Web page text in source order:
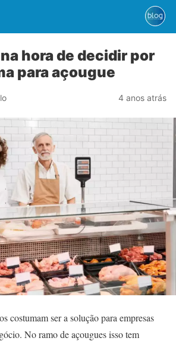
hora de decidir por
para açougue
4 anos atrás
costumam ser a solução para empresas
No ramo de açougues isso tem